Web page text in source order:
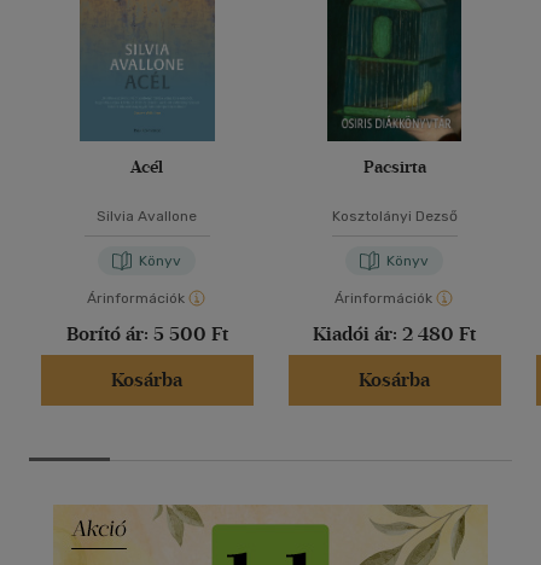
Acél
Silvia Avallone
Könyv
Árinformációk
Borító ár: 5 500 Ft
Kosárba
Pacsirta
Kosztolányi Dezső
Könyv
Árinformációk
Kiadói ár: 2 480 Ft
Kosárba